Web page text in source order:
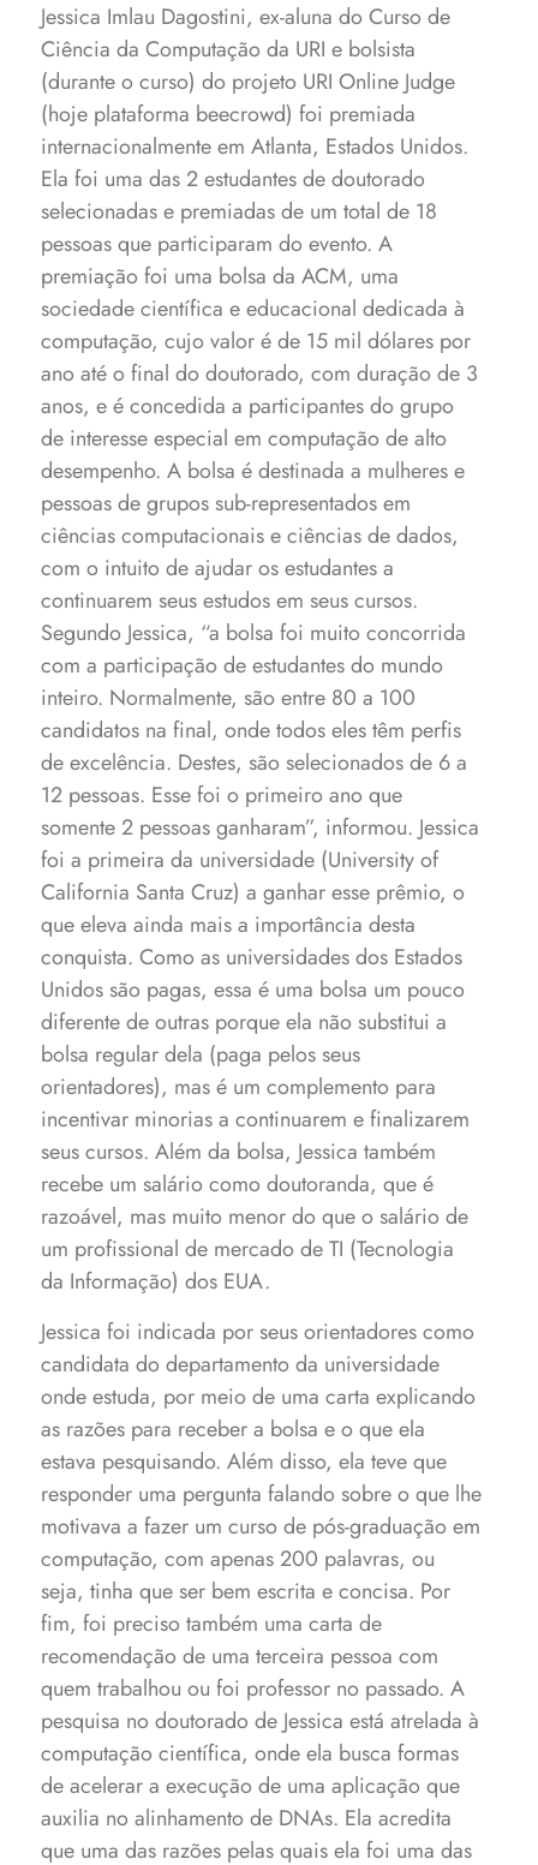
Jessica Imlau Dagostini, ex-aluna do Curso de
Ciência da Computação da URI e bolsista
(durante o curso) do projeto URI Online Judge
(hoje plataforma beecrowd) foi premiada
internacionalmente em Atlanta, Estados Unidos.
Ela foi uma das 2 estudantes de doutorado
selecionadas e premiadas de um total de 18
pessoas que participaram do evento. A
premiação foi uma bolsa da ACM, uma
sociedade científica e educacional dedicada à
computação, cujo valor é de 15 mil dólares por
ano até o final do doutorado, com duração de 3
anos, e é concedida a participantes do grupo
de interesse especial em computação de alto
desempenho. A bolsa é destinada a mulheres e
pessoas de grupos sub-representados em
ciências computacionais e ciências de dados,
com o intuito de ajudar os estudantes a
continuarem seus estudos em seus cursos.
Segundo Jessica, “a bolsa foi muito concorrida
com a participação de estudantes do mundo
inteiro. Normalmente, são entre 80 a 100
candidatos na final, onde todos eles têm perfis
de excelência. Destes, são selecionados de 6 a
12 pessoas. Esse foi o primeiro ano que
somente 2 pessoas ganharam”, informou. Jessica
foi a primeira da universidade (University of
California Santa Cruz) a ganhar esse prêmio, o
que eleva ainda mais a importância desta
conquista. Como as universidades dos Estados
Unidos são pagas, essa é uma bolsa um pouco
diferente de outras porque ela não substitui a
bolsa regular dela (paga pelos seus
orientadores), mas é um complemento para
incentivar minorias a continuarem e finalizarem
seus cursos. Além da bolsa, Jessica também
recebe um salário como doutoranda, que é
razoável, mas muito menor do que o salário de
um profissional de mercado de TI (Tecnologia
da Informação) dos EUA.
Jessica foi indicada por seus orientadores como
candidata do departamento da universidade
onde estuda, por meio de uma carta explicando
as razões para receber a bolsa e o que ela
estava pesquisando. Além disso, ela teve que
responder uma pergunta falando sobre o que lhe
motivava a fazer um curso de pós-graduação em
computação, com apenas 200 palavras, ou
seja, tinha que ser bem escrita e concisa. Por
fim, foi preciso também uma carta de
recomendação de uma terceira pessoa com
quem trabalhou ou foi professor no passado. A
pesquisa no doutorado de Jessica está atrelada à
computação científica, onde ela busca formas
de acelerar a execução de uma aplicação que
auxilia no alinhamento de DNAs. Ela acredita
que uma das razões pelas quais ela foi uma das